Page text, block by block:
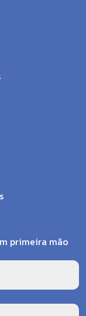
primeira mão